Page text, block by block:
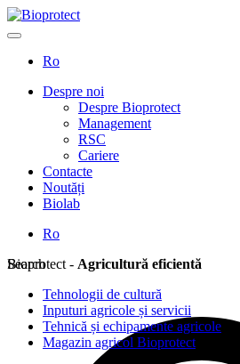
Ro
Despre noi
Despre Bioprotect
Management
RSC
Cariere
Contacte
Noutăți
Biolab
Ro
Search
Bioprotect - Agricultură eficientă
Tehnologii de cultură
Inputuri agricole și servicii
Tehnică și echipamente agricole
Magazin agricol Bioprotect